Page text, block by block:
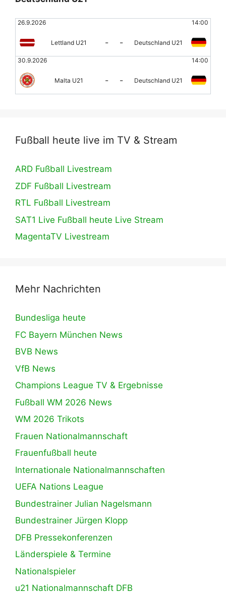
26.9.2026 14:00
Lettland U21 - - Deutschland U21
30.9.2026 14:00
Malta U21 - - Deutschland U21
Fußball heute live im TV & Stream
ARD Fußball Livestream
ZDF Fußball Livestream
RTL Fußball Livestream
SAT1 Live Fußball heute Live Stream
MagentaTV Livestream
Mehr Nachrichten
Bundesliga heute
FC Bayern München News
BVB News
VfB News
Champions League TV & Ergebnisse
Fußball WM 2026 News
WM 2026 Trikots
Frauen Nationalmannschaft
Frauenfußball heute
Internationale Nationalmannschaften
UEFA Nations League
Bundestrainer Julian Nagelsmann
Bundestrainer Jürgen Klopp
DFB Pressekonferenzen
Länderspiele & Termine
Nationalspieler
u21 Nationalmannschaft DFB